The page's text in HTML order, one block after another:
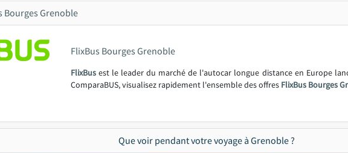
Bourges Grenoble
FlixBus Bourges Grenoble
FlixBus est le leader du marché de l'autocar longue distance en Europe
ComparaBUS, visualisez rapidement l'ensemble des offres FlixBus Bourges
Que voir pendant votre voyage à Grenoble ?